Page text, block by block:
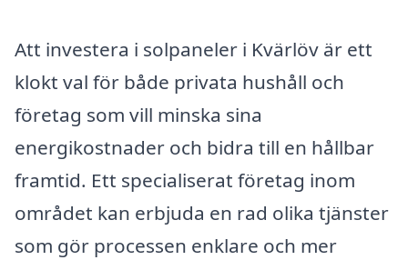
Att investera i solpaneler i Kvärlöv är ett
klokt val för både privata hushåll och
företag som vill minska sina
energikostnader och bidra till en hållbar
framtid. Ett specialiserat företag inom
området kan erbjuda en rad olika tjänster
som gör processen enklare och mer